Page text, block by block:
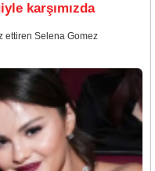
karşımızda
ettiren Selena Gomez